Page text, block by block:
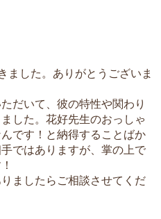
ました。ありがとうございま
だいて、彼の特性や関わり
した。花好先生のおっしゃ
です！と納得することばか
ではありますが、掌の上で
ましたらご相談させてくだ